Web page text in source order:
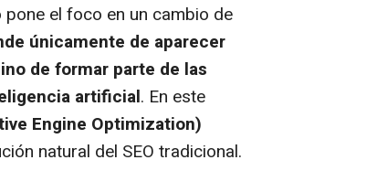
el foco en un cambio de
únicamente de aparecer
de formar parte de las
artificial. En este
Engine Optimization)
natural del SEO tradicional.